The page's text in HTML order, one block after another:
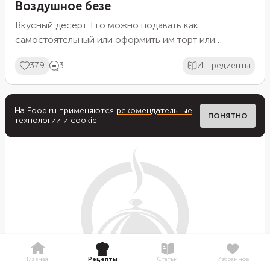
Воздушное безе
Вкусный десерт. Его можно подавать как
самостоятельный или оформить им торт или
379 3 Ингредиенты
Анна С.
На Food.ru применяются рекомендательные
технологии и cookie. ПОНЯТНО
Главная Рецепты Статьи Избранное